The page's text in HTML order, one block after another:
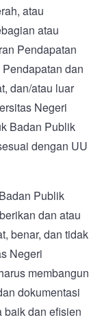
atau
atau
Pendapatan
dan
dan/atau luar
Negeri
Badan Publik
dengan UU
Publik
dan atau
benar, dan tidak
Negeri
membangun
dokumentasi
baik dan efisien